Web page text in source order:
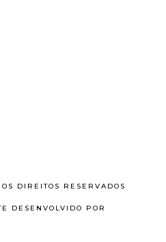
DIREITOS RESERVADOS
DESENVOLVIDO POR